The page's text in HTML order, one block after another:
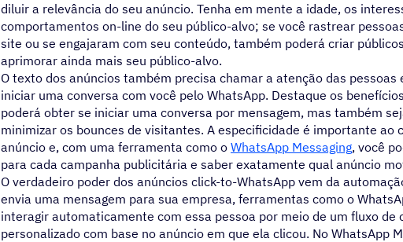
diluir a relevância do seu anúncio. Tenha em mente a idade, os
comportamentos on-line do seu público-alvo; se você rastrear
site ou se engajaram com seu conteúdo, também poderá criar
aprimorar ainda mais seu público-alvo.
O texto dos anúncios também precisa chamar a atenção das pessoas
iniciar uma conversa com você pelo WhatsApp. Destaque os
poderá obter se iniciar uma conversa por mensagem, mas também
minimizar os bounces de visitantes. A especificidade é importante ao
anúncio e, com uma ferramenta como o WhatsApp Messaging, você
para cada campanha publicitária e saber exatamente qual anúncio
O verdadeiro poder dos anúncios click-to-WhatsApp vem da
envia uma mensagem para sua empresa, ferramentas como o
interagir automaticamente com essa pessoa por meio de um fluxo de
personalizado com base no anúncio em que ela clicou. No WhatsApp